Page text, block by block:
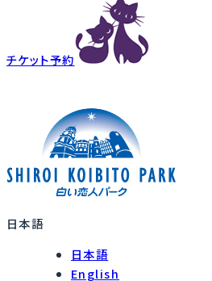
チケット予約
日本語
日本語
English